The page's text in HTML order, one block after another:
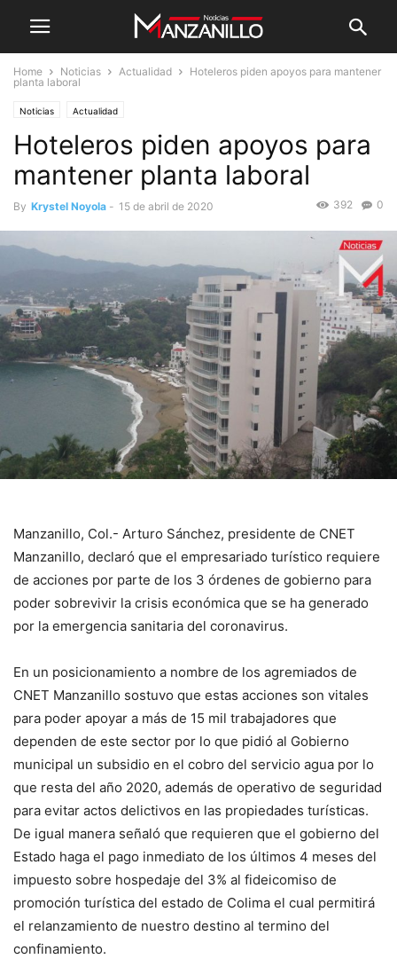
Home Noticias Actualidad
Hoteleros piden apoyos para mantener
planta laboral
Noticias Actualidad
Hoteleros piden apoyos para
mantener planta laboral
By Krystel Noyola - 15 de abril de 2020 0
392
Manzanillo, Col.- Arturo Sánchez, presidente de CNET
Manzanillo, declaró que el empresariado turístico requiere
de acciones por parte de los 3 órdenes de gobierno para
poder sobrevivir la crisis económica que se ha generado
por la emergencia sanitaria del coronavirus.
En un posicionamiento a nombre de los agremiados de
CNET Manzanillo sostuvo que estas acciones son vitales
para poder apoyar a más de 15 mil trabajadores que
dependen de este sector por lo que pidió al Gobierno
municipal un subsidio en el cobro del servicio agua por lo
que resta del año 2020, además de operativo de seguridad
para evitar actos delictivos en las propiedades turísticas.
De igual manera señaló que requieren que el gobierno del
Estado haga el pago inmediato de los últimos 4 meses del
impuesto sobre hospedaje del 3% al fideicomiso de
promoción turística del estado de Colima el cual permitirá
el relanzamiento de nuestro destino al termino del
confinamiento.